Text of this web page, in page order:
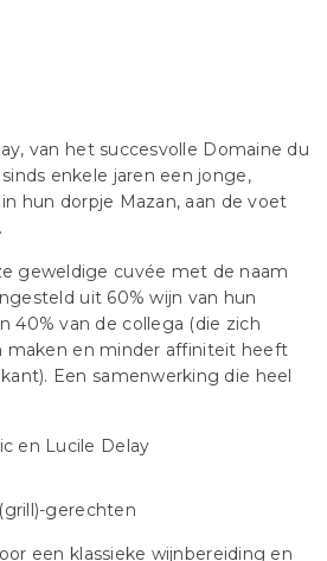
van het succesvolle Domaine du
enkele jaren een jonge,
hun dorpje Mazan, aan de voet
geweldige cuvée met de naam
uit 60% wijn van hun
40% van de collega (die zich
maken en minder affiniteit heeft
Een samenwerking die heel
een klassieke wijnbereiding en